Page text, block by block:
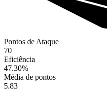
Pontos de Ataque
70
Eficiência
47.30%
Média de pontos
5.83